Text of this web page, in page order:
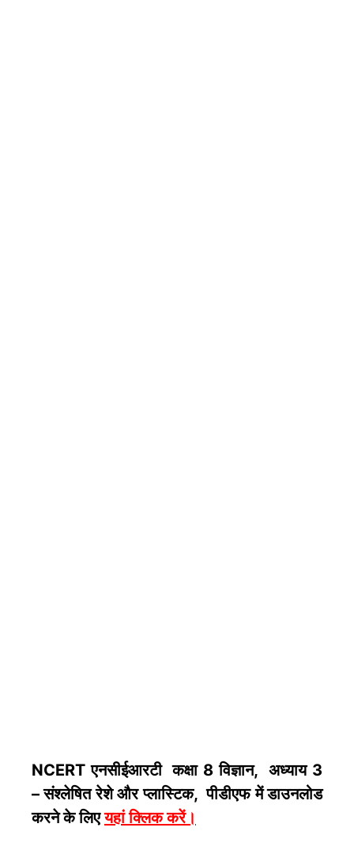
NCERT एनसीईआरटी कक्षा 8 विज्ञान, अध्याय 3
– संश्लेषित रेशे और प्लास्टिक, पीडीएफ में डाउनलोड
करने के लिएयहां क्लिक करें।